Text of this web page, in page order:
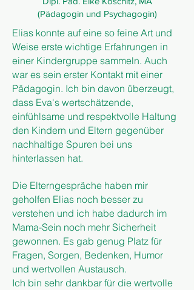
(Pädagogin und Psychagogin)
Elias konnte auf eine so feine Art und
Weise erste wichtige Erfahrungen in
einer Kindergruppe sammeln. Auch
war es sein erster Kontakt mit einer
Pädagogin. Ich bin davon überzeugt,
dass Eva's wertschätzende,
einfühlsame und respektvolle Haltung
den Kindern und Eltern gegenüber
nachhaltige Spuren bei uns
hinterlassen hat.
Die Elterngespräche haben mir
geholfen Elias noch besser zu
verstehen und ich habe dadurch im
Mama-Sein noch mehr Sicherheit
gewonnen. Es gab genug Platz für
Fragen, Sorgen, Bedenken, Humor
und wertvollen Austausch.
Ich bin sehr dankbar für die wertvolle